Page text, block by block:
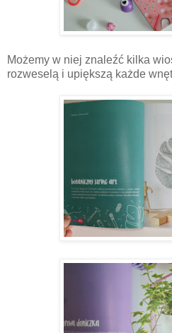
Możemy w niej znaleźć kilka
rozweselą i upiększą każde